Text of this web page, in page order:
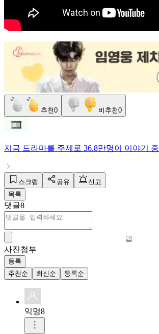
추천0 비추천0
지금 드라마를 주제로 36.8만명이 이야기 중
스크랩 공유
신고
목록
댓글8
사진첨부
등록
추천순
최신순 등록순
익명8